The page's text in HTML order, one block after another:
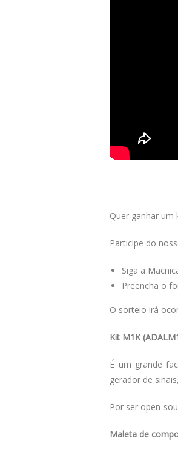
Quer ganhar
Participe do
Siga a
Preencha o
O sorteio irá
Kit M1K
É um grande
gerador de
Por ser open-
Maleta de